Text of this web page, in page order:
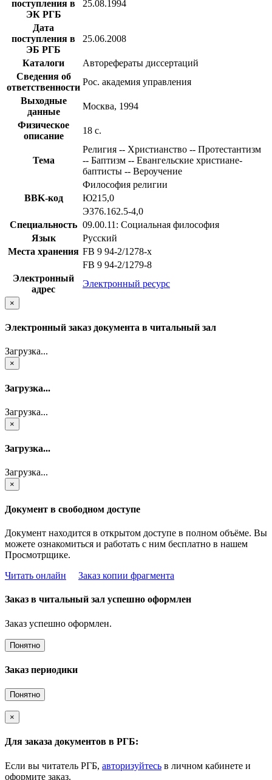
поступления в
ЭК РГБ
25.08.1994
Дата
поступления в
ЭБ РГБ
25.06.2008
Каталоги
Авторефераты диссертаций
Сведения об
ответственности
Рос. академия управления
Выходные
данные
Москва, 1994
Физическое
описание
18 с.
Тема
Религия -- Христианство -- Протестантизм
-- Баптизм -- Евангельские христиане-
баптисты -- Вероучение
Философия религии
BBK-код
Ю215,0
Э376.162.5-4,0
Специальность 09.00.11: Социальная философия
Язык
Русский
Места хранения FB 9 94-2/1278-x
FB 9 94-2/1279-8
Электронный
адрес
Электронный ресурс
×
Электронный заказ документа в читальный зал
Загрузка...
×
Загрузка...
Загрузка...
×
Загрузка...
Загрузка...
×
Документ в свободном доступе
Документ находится в открытом доступе в полном объёме. Вы
можете ознакомиться и работать с ним бесплатно в нашем
Просмотрщике.
Читать онлайн
Заказ копии фрагмента
Заказ в читальный зал успешно оформлен
Заказ успешно оформлен.
Понятно
Заказ периодики
Понятно
×
Для заказа документов в РГБ:
Если вы читатель РГБ, авторизуйтесь в личном кабинете и
оформите заказ.